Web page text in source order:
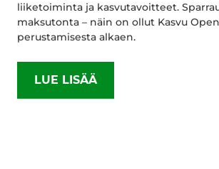
liiketoiminta ja kasvutavoitteet.
maksutonta – näin on ollut Kasvu
perustamisesta alkaen.
LUE LISÄÄ